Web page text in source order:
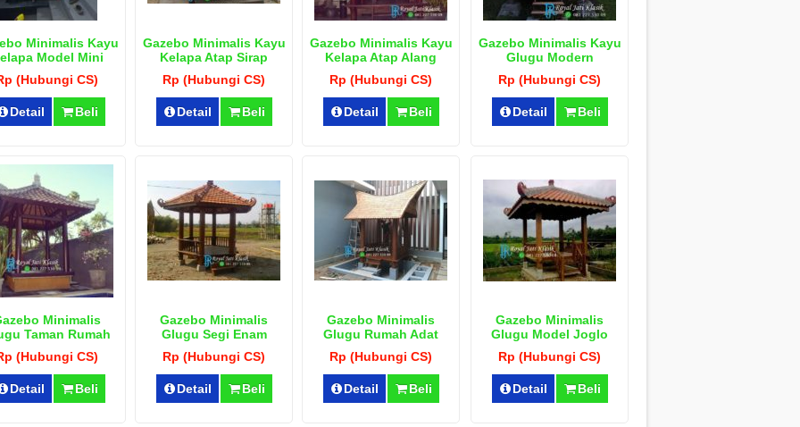
Minimalis Kayu
Model Mini
(Hubungi CS)
Detail Beli
Gazebo Minimalis Kayu
Kelapa Atap Sirap
Rp (Hubungi CS)
Detail Beli
Gazebo Minimalis Kayu
Kelapa Atap Alang
Rp (Hubungi CS)
Detail Beli
Gazebo Minimalis Kayu
Glugu Modern
Rp (Hubungi CS)
Detail Beli
Minimalis
Taman Rumah
(Hubungi CS)
Detail Beli
Gazebo Minimalis
Glugu Segi Enam
Rp (Hubungi CS)
Detail Beli
Gazebo Minimalis
Glugu Rumah Adat
Rp (Hubungi CS)
Detail Beli
Gazebo Minimalis
Glugu Model Joglo
Rp (Hubungi CS)
Detail Beli